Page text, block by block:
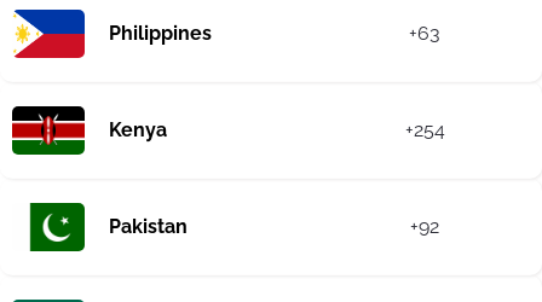
Philippines +63
Kenya +254
Pakistan +92